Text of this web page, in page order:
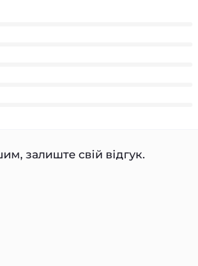
залиште свій відгук.